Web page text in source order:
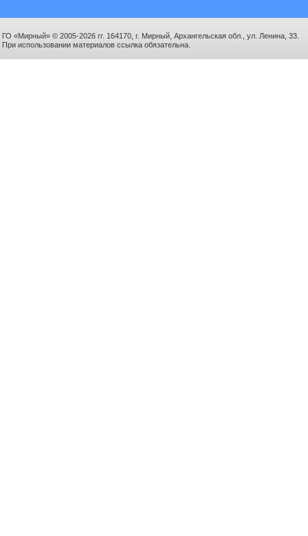
ГО «Мирный» © 2005-2026 гг. 164170, г. Мирный, Архангельская обл., ул. Ленина, 33.
При использовании материалов ссылка обязательна.